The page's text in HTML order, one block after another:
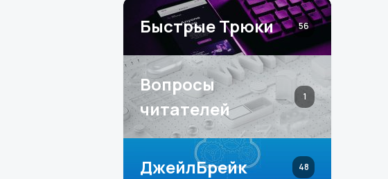
Быстрые Трюки 56
Вопросы
читателей
1
ДжейлБрейк 48